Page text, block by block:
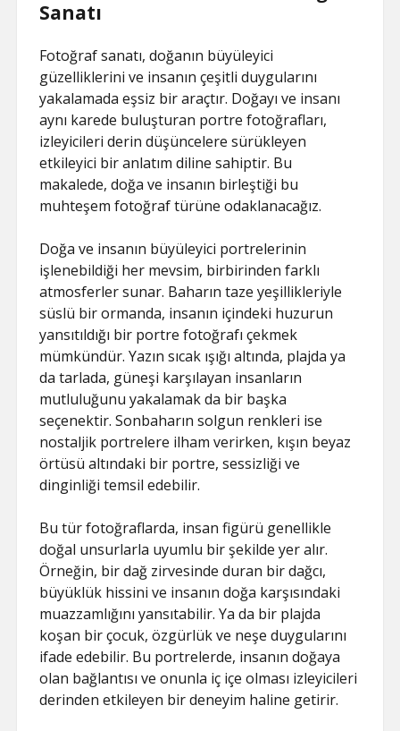
Sanatı
Fotoğraf sanatı, doğanın büyüleyici
güzelliklerini ve insanın çeşitli duygularını
yakalamada eşsiz bir araçtır. Doğayı ve insanı
aynı karede buluşturan portre fotoğrafları,
izleyicileri derin düşüncelere sürükleyen
etkileyici bir anlatım diline sahiptir. Bu
makalede, doğa ve insanın birleştiği bu
muhteşem fotoğraf türüne odaklanacağız.
Doğa ve insanın büyüleyici portrelerinin
işlenebildiği her mevsim, birbirinden farklı
atmosferler sunar. Baharın taze yeşillikleriyle
süslü bir ormanda, insanın içindeki huzurun
yansıtıldığı bir portre fotoğrafı çekmek
mümkündür. Yazın sıcak ışığı altında, plajda ya
da tarlada, güneşi karşılayan insanların
mutluluğunu yakalamak da bir başka
seçenektir. Sonbaharın solgun renkleri ise
nostaljik portrelere ilham verirken, kışın beyaz
örtüsü altındaki bir portre, sessizliği ve
dinginliği temsil edebilir.
Bu tür fotoğraflarda, insan figürü genellikle
doğal unsurlarla uyumlu bir şekilde yer alır.
Örneğin, bir dağ zirvesinde duran bir dağcı,
büyüklük hissini ve insanın doğa karşısındaki
muazzamlığını yansıtabilir. Ya da bir plajda
koşan bir çocuk, özgürlük ve neşe duygularını
ifade edebilir. Bu portrelerde, insanın doğaya
olan bağlantısı ve onunla iç içe olması izleyicileri
derinden etkileyen bir deneyim haline getirir.